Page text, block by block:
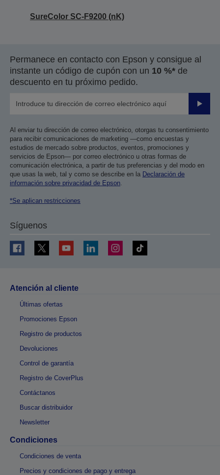
SureColor SC-F9200 (nK)
Permanece en contacto con Epson y consigue al
instante un código de cupón con un 10 %* de
descuento en tu próximo pedido.
Enviar
Al enviar tu dirección de correo electrónico, otorgas tu consentimiento
para recibir comunicaciones de marketing —como encuestas y
estudios de mercado sobre productos, eventos, promociones y
servicios de Epson— por correo electrónico u otras formas de
comunicación electrónica, a partir de tus preferencias y del modo en
que usas la web, tal y como se describe en la Declaración de
información sobre privacidad de Epson.
*Se aplican restricciones
Síguenos
Atención al cliente
Últimas ofertas
Promociones Epson
Registro de productos
Devoluciones
Control de garantía
Registro de CoverPlus
Contáctanos
Buscar distribuidor
Newsletter
Condiciones
Condiciones de venta
Precios y condiciones de pago y entrega